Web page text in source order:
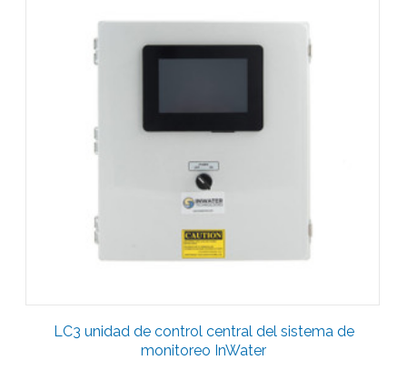
LC3 unidad de control central del sistema de
monitoreo InWater